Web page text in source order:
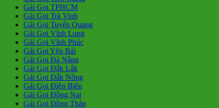
Gái Gọi TPHCM
Gái Gọi Trà Vinh
Gái Gọi Tuyên Quang
Gái Gọi Vĩnh Long
Gái Gọi Vĩnh Phúc
Gái Gọi Yên Bái
Gái Gọi Đà Nẵng
Gái Gọi Đắk Lắk
Gái Gọi Đắk Nông
Gái Gọi Điện Biên
Gái Gọi Đồng Nai
Gái Gọi Đồng Tháp